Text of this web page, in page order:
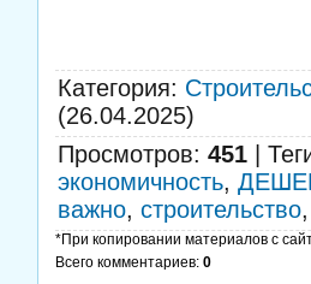
Категория:
(26.04.2025)
Просмотров: 451
экономичность,
важно, строительство
*При копировании материалов с
Всего комментариев: 0